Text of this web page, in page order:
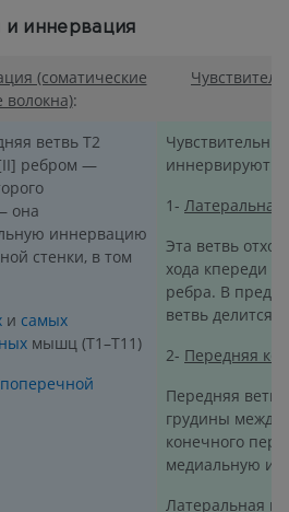
иннервация
(соматические
:
ветвь T2
ребром —
она
иннервацию
стенки, в том
и самых
мышц (T1–T11)
поперечной
иннервируют
1- Латеральная
Эта ветвь
хода кпереди
ребра. В
ветвь делится
2- Передняя
Передняя
грудины
конечного
медиальную и
Латеральная и